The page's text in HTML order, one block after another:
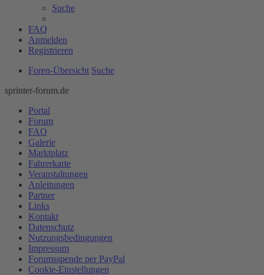
Suche
FAQ
Anmelden
Registrieren
Foren-Übersicht Suche
sprinter-forum.de
Portal
Forum
FAQ
Galerie
Marktplatz
Fahrerkarte
Veranstaltungen
Anleitungen
Partner
Links
Kontakt
Datenschutz
Nutzungsbedingungen
Impressum
Forumsspende per PayPal
Cookie-Einstellungen